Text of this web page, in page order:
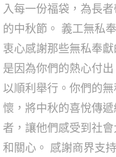
入每一份福袋，為長
的中秋節。 義工無私
衷心感謝那些無私奉
是因為你們的熱心付
以順利舉行。你們的
懷，將中秋的喜悅傳
者，讓他們感受到社
和關心。 感謝商界支